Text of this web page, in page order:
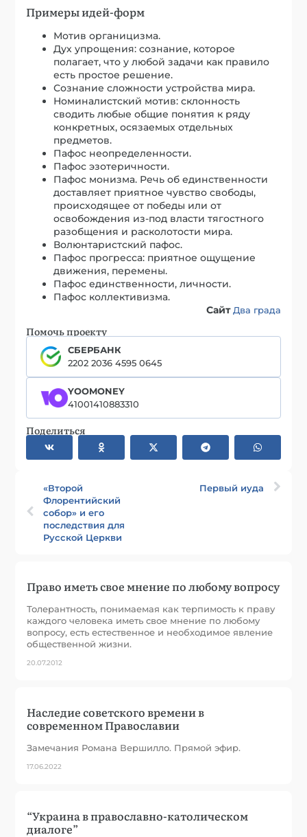
Примеры идей-форм
Мотив органицизма.
Дух упрощения: сознание, которое
полагает, что у любой задачи как правило
есть простое решение.
Сознание сложности устройства мира.
Номиналистский мотив: склонность
сводить любые общие понятия к ряду
конкретных, осязаемых отдельных
предметов.
Пафос неопределенности.
Пафос эзотеричности.
Пафос монизма. Речь об единственности
доставляет приятное чувство свободы,
происходящее от победы или от
освобождения из-под власти тягостного
разобщения и расколотости мира.
Волюнтаристский пафос.
Пафос прогресса: приятное ощущение
движения, перемены.
Пафос единственности, личности.
Пафос коллективизма.
СайтДва града
Помочь проекту
СБЕРБАНК
2202 2036 4595 0645
YOOMONEY
41001410883310
Поделиться
«Второй
Флорентийский
собор» и его
последствия для
Русской Церкви
Первый иуда
Право иметь свое мнение по любому вопросу
Толерантность, понимаемая как терпимость к праву
каждого человека иметь свое мнение по любому
вопросу, есть естественное и необходимое явление
общественной жизни.
20.07.2012
Наследие советского времени в
современном Православии
Замечания Романа Вершилло. Прямой эфир.
17.06.2022
“Украина в православно-католическом
диалоге”